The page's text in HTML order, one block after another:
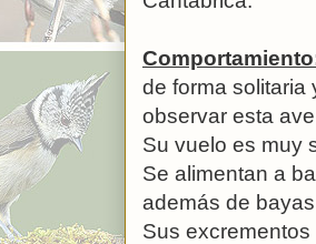
de forma solitaria
observar esta
Su vuelo es muy
Se alimentan a
además de
Sus